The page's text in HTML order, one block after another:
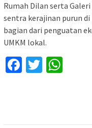
Rumah Dilan serta
sentra kerajinan purun
bagian dari penguatan
UMKM lokal.
Facebook
Twitter